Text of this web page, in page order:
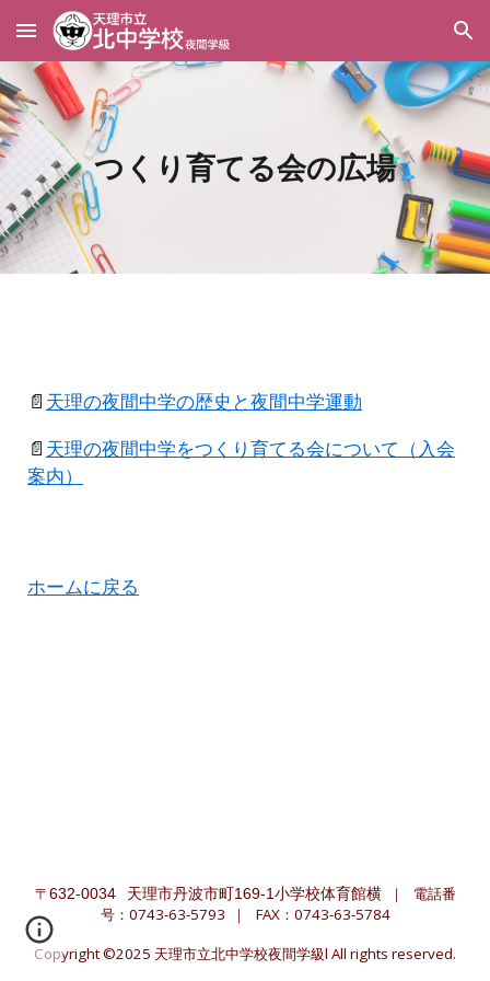
Skip to main content Skip to navigation
つくり育てる会の広場
📄 天理の夜間中学の歴史と夜間中学運動
📄 天理の夜間中学をつくり育てる会について（入会
案内）
ホームに戻る
〒632-0034 天理市丹波市町169-1小学校体育館横 ｜ 電話番
号：0743-63-5793 ｜ FAX： 0743-63-5784
Copyright ©2025 天理市立北中学校夜間学級l All rights reserved.